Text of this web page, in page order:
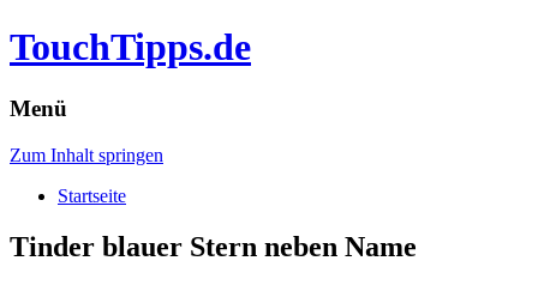
TouchTipps.de
Menü
Zum Inhalt springen
Startseite
Tinder blauer Stern neben Name